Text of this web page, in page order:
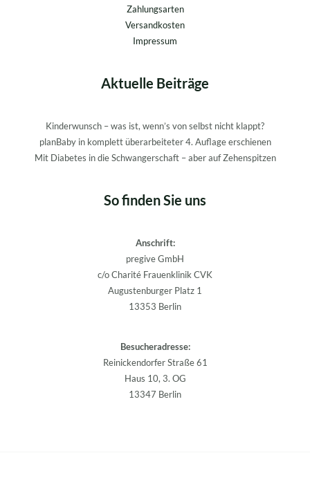
Zahlungsarten
Versandkosten
Impressum
Aktuelle Beiträge
Kinderwunsch – was ist, wenn’s von selbst nicht klappt?
planBaby in komplett überarbeiteter 4. Auflage erschienen
Mit Diabetes in die Schwangerschaft – aber auf Zehenspitzen
So finden Sie uns
Anschrift:
pregive GmbH
c/o Charité Frauenklinik CVK
Augustenburger Platz 1
13353 Berlin
Besucheradresse:
Reinickendorfer Straße 61
Haus 10, 3. OG
13347 Berlin